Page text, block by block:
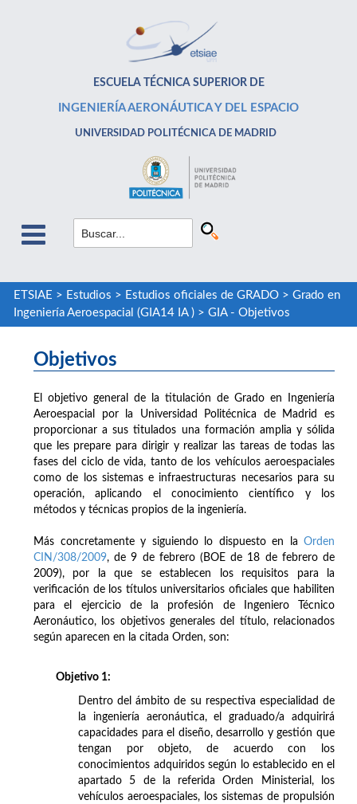
ESCUELA TÉCNICA SUPERIOR DE
INGENIERÍA AERONÁUTICA Y DEL ESPACIO
UNIVERSIDAD POLITÉCNICA DE MADRID
ETSIAE > Estudios > Estudios oficiales de GRADO> Grado en
Ingeniería Aeroespacial (GIA14 IA )> GIA - Objetivos
Objetivos
El objetivo general de la titulación de Grado en Ingeniería
Aeroespacial por la Universidad Politécnica de Madrid es
proporcionar a sus titulados una formación amplia y sólida
que les prepare para dirigir y realizar las tareas de todas las
fases del ciclo de vida, tanto de los vehículos aeroespaciales
como de los sistemas e infraestructuras necesarios para su
operación, aplicando el conocimiento científico y los
métodos y técnicas propios de la ingeniería.
Más concretamente y siguiendo lo dispuesto en la Orden
CIN/308/2009, de 9 de febrero (BOE de 18 de febrero de
2009), por la que se establecen los requisitos para la
verificación de los títulos universitarios oficiales que habiliten
para el ejercicio de la profesión de Ingeniero Técnico
Aeronáutico, los objetivos generales del título, relacionados
según aparecen en la citada Orden, son:
Objetivo 1:
Dentro del ámbito de su respectiva especialidad de
la ingeniería aeronáutica, el graduado/a adquirirá
capacidades para el diseño, desarrollo y gestión que
tengan por objeto, de acuerdo con los
conocimientos adquiridos según lo establecido en el
apartado 5 de la referida Orden Ministerial, los
vehículos aeroespaciales, los sistemas de propulsión